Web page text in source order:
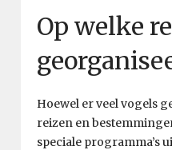
Op welke
Hoewel er veel vogels
reizen en
speciale programma’s